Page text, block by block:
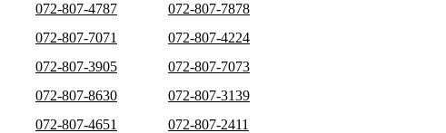
072-807-4787
072-807-7878
072-807-7071
072-807-4224
072-807-3905
072-807-7073
072-807-8630
072-807-3139
072-807-4651
072-807-2411